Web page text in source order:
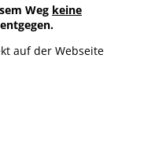
Weg keine
auf der Webseite